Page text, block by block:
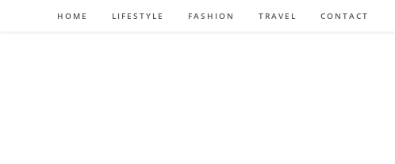
HOME LIFESTYLE FASHION TRAVEL CONTACT